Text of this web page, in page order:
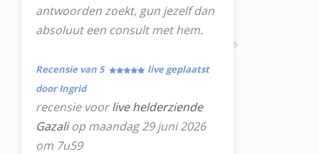
antwoorden zoekt, gun jezelf dan
absoluut een consult met hem.
Recensie van 5
live geplaatst
door Ingrid
recensie voorlive helderziende
Gazaliop maandag 29 juni 2026
om 7u59